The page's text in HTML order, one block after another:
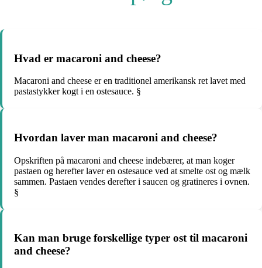
Hvad er macaroni and cheese?
Macaroni and cheese er en traditionel amerikansk ret lavet med
pastastykker kogt i en ostesauce. §
Hvordan laver man macaroni and cheese?
Opskriften på macaroni and cheese indebærer, at man koger
pastaen og herefter laver en ostesauce ved at smelte ost og mælk
sammen. Pastaen vendes derefter i saucen og gratineres i ovnen.
§
Kan man bruge forskellige typer ost til macaroni
and cheese?